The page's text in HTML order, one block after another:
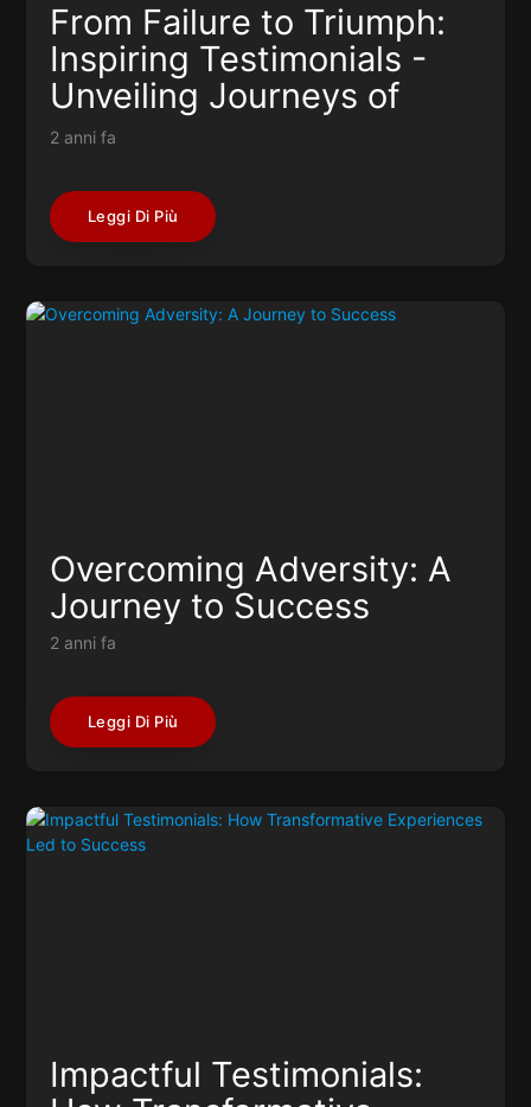
From Failure to Triumph:
Inspiring Testimonials -
Unveiling Journeys of
Resilience and Success
2 anni fa
Leggi Di Più
Overcoming Adversity: A
Journey to Success
2 anni fa
Leggi Di Più
Impactful Testimonials: